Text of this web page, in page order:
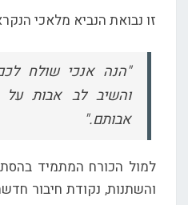
זו נבואת הנביא מלאכי
"הנה אנכי שולח
והשיב לב אבות על
אבותם."
למול הכורח המתמיד
והשתנות, נקודת חיבור